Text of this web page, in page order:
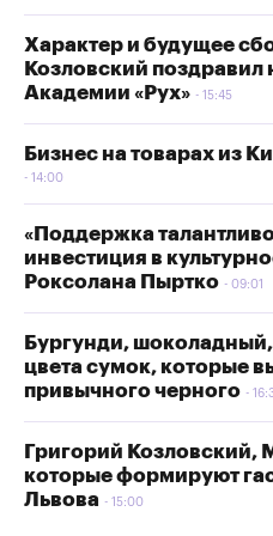
Характер и будущее
Козловский
Академии «Рух»
15:45
Бизнес на товарах из
14:00
«Поддержка
инвестиция в
Роксолана Пыртко
09:01
Бургунди,
цвета сумок, которые
привычного черного
Григорий Козловский,
которые формируют
Львова
15:00